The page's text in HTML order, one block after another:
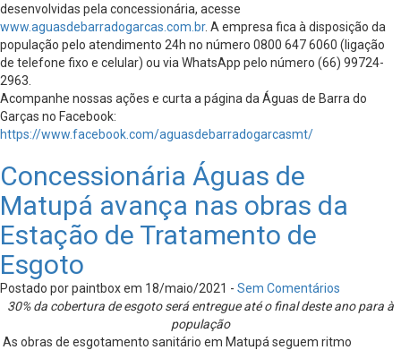
desenvolvidas pela concessionária, acesse
www.aguasdebarradogarcas.com.br. A empresa fica à disposição da
população pelo atendimento 24h no número 0800 647 6060 (ligação
de telefone fixo e celular) ou via WhatsApp pelo número (66) 99724-
2963.
Acompanhe nossas ações e curta a página da Águas de Barra do
Garças no Facebook:
https://www.facebook.com/aguasdebarradogarcasmt/
Concessionária Águas de
Matupá avança nas obras da
Estação de Tratamento de
Esgoto
Postado por paintbox em 18/maio/2021 - Sem Comentários
30% da cobertura de esgoto será entregue até o final deste ano para à
população
As obras de esgotamento sanitário em Matupá seguem ritmo